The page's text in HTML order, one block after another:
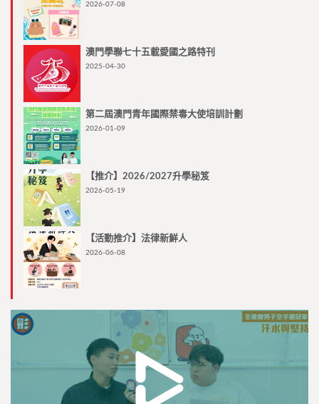
2026-07-08
澳門學聯七十五載愛國之路特刊
2025-04-30
第二屆澳門青年國際禁毒大使培訓計劃
2026-01-09
【推介】2026/2027升學秘笈
2026-05-19
【活動推介】法律新鮮人
2026-06-08